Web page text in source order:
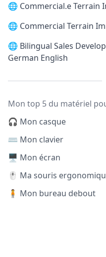
🌐 Commercial.e Terrain
🌐 Commercial Terrain
🌐 Bilingual Sales
German English
Mon top 5 du matériel
🎧 Mon casque
⌨️ Mon clavier
🖥️ Mon écran
🖱️ Ma souris
🧍 Mon bureau debout